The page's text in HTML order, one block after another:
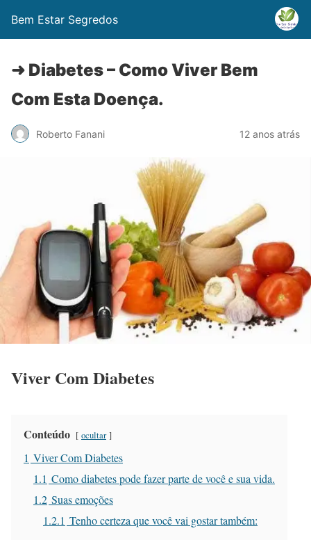
Bem Estar Segredos
➜ Diabetes – Como Viver Bem
Com Esta Doença.
Roberto Fanani 12 anos atrás
Viver Com Diabetes
Conteúdo ocultar
1 Viver Com Diabetes
1.1 Como diabetes pode fazer parte de você e sua vida.
1.2 Suas emoções
1.2.1 Tenho certeza que você vai gostar também: